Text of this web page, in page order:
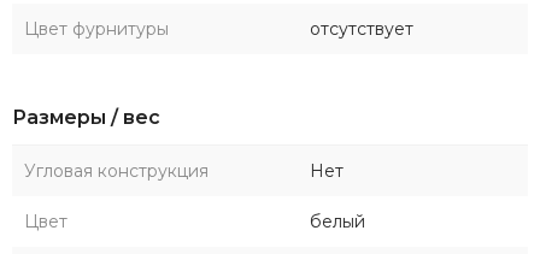
Цвет фурнитуры отсутствует
Размеры / вес
Угловая конструкция Нет
Цвет белый